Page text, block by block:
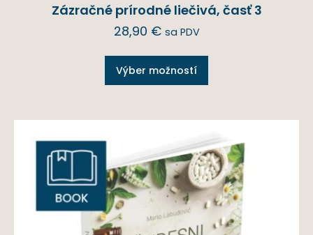
Zázračné prírodné liečivá, časť 3
28,90 € sa PDV
Výber možností